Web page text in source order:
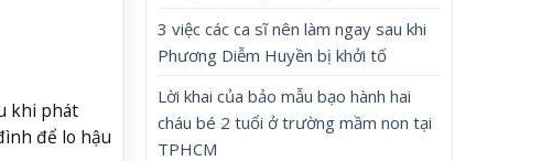
khi phát
để lo hậu
3 việc các ca sĩ nên làm ngay sau khi
Phương Diễm Huyền bị khởi tố
Lời khai của bảo mẫu bạo hành hai
cháu bé 2 tuổi ở trường mầm non tại
TPHCM